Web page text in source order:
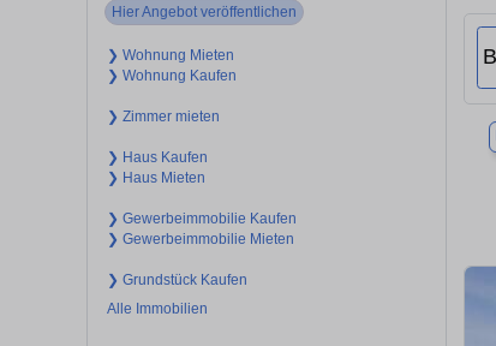
Hier Angebot veröffentlichen
❯ Wohnung Mieten
❯ Wohnung Kaufen
❯ Zimmer mieten
❯ Haus Kaufen
❯ Haus Mieten
❯ Gewerbeimmobilie Kaufen
❯ Gewerbeimmobilie Mieten
❯ Grundstück Kaufen
Alle Immobilien